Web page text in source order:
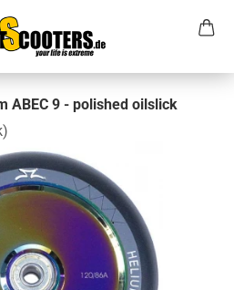
ABEC 9 - polished oilslick
)